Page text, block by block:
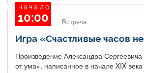
начало
10:00 Встреча
Игра «Счастливые часов
Произведение Александра
от ума», написанное в начале XIX